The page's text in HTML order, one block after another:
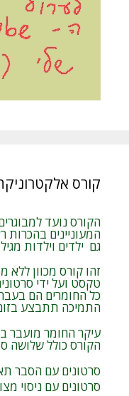
קורס
הקורס נועד
המעוניינים
גם ילדים וילדות מגיל 12 יוכלו ליהנות מרוב התכנים.
זהו קורס מכוון ללא
טקסט ועל ידי
כל החומרים הם בעברית
התמיכה תתבצע
עיקר החומר מועבר
הקורס כולל שלושה
סרטונים עם הסבר
סרטונים עם ניסוי